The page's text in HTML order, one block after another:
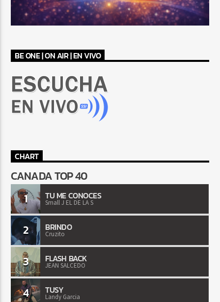
BE ONE | ON AIR | EN VIVO
CHART
CANADA TOP 40
1 TU ME CONOCES
Small J EL DE LA S
2 BRINDO
Cruzito
3 FLASH BACK
JEAN SALCEDO
4 TUSY
Landy Garcia